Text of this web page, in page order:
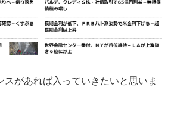
スがあれば入っていきたいと思いま